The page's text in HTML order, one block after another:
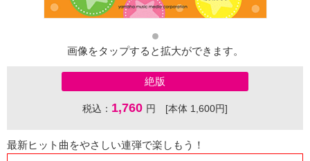
画像をタップすると拡大ができます。
絶版
税込： 1,760 円 [本体 1,600円]
最新ヒット曲をやさしい連弾で楽しもう！